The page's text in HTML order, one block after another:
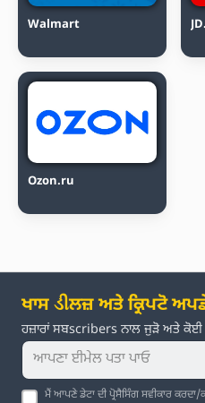
Walmart
Ozon.ru
ਖਾਸ ડીਲਜ਼ ਅਤੇ ਕ੍ਰਿਪਟੋ
ਹਜ਼ਾਰਾਂ ਸਬscribers ਨਾਲ ਜੁੜੋ ਅਤੇ
ਮੈਂ ਆਪਣੇ ਡੇਟਾ ਦੀ ਪ੍ਰੋਸੈਸਿੰਗ ਸਵੀਕਾਰ